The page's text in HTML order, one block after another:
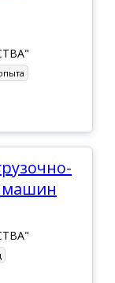
машин